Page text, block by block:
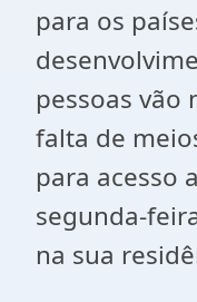
para os
pessoas vão
falta de
para acesso
segunda-
na sua